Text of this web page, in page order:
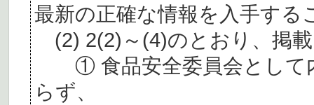
最新の正確な情報を入手する
(2) 2(2)～(4)のとおり、掲
① 食品安全委員会として
らず、